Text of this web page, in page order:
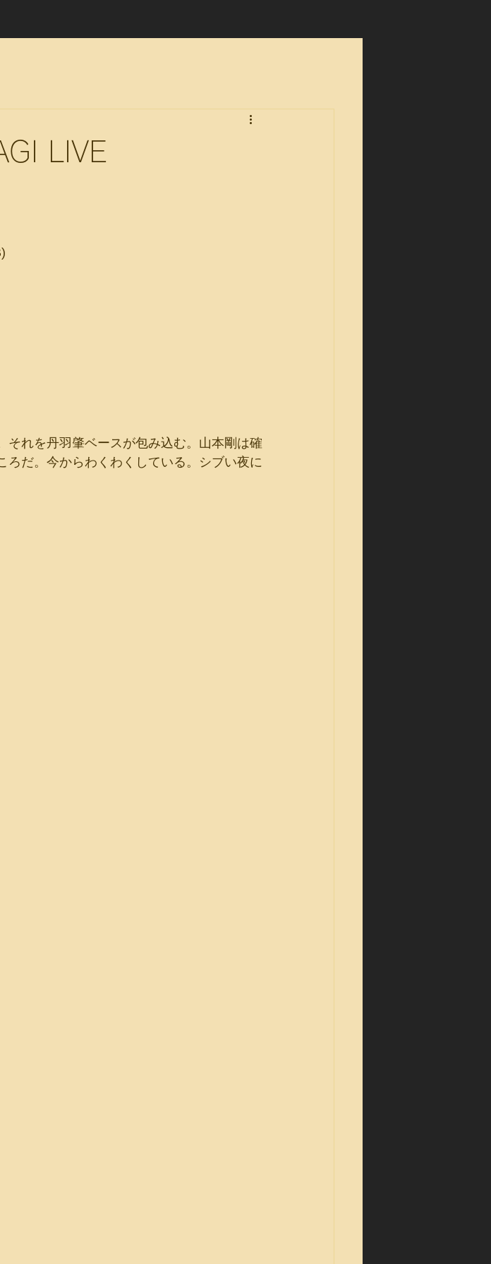
LIVE
それを丹羽肇ベースが包み込む。山本剛は確
ろだ。今からわくわくしている。シブい夜に